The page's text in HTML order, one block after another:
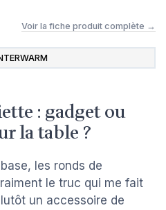
Voir la fiche produit complète →
: gadget ou
la table ?
les ronds de
le truc qui me fait
un accessoire de